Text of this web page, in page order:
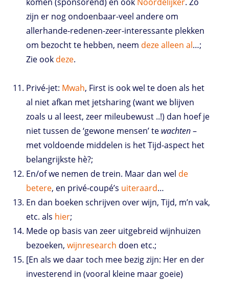
zijn er nog ondoenbaar-veel andere om
allerhande-redenen-zeer-interessante plekken
om bezocht te hebben, neem dezealleen al…;
Zie ook deze.
Privé-jet: Mwah, First is ook wel te doen als het
al niet afkan met jetsharing (want we blijven
zoals u al leest, zeer mileubewust ..!) dan hoef je
niet tussen de ‘gewone mensen’ te wachten–
met voldoende middelen is het Tijd-aspect het
belangrijkste hè?;
En/of we nemen de trein. Maar dan wel de
betere, en privé-coupé’s uiteraard…
En dan boeken schrijven over wijn, Tijd, m’n vak,
etc. als hier;
Mede op basis van zeer uitgebreid wijnhuizen
bezoeken, wijnresearch doen etc.;
[En als we daar toch mee bezig zijn: Her en der
investerend in (vooral kleine maar goeie)